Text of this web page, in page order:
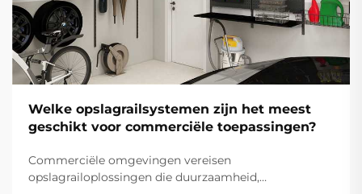
Welke opslagrailsystemen zijn het meest
geschikt voor commerciële toepassingen?
Commerciële omgevingen vereisen
opslagrailoplossingen die duurzaamheid,